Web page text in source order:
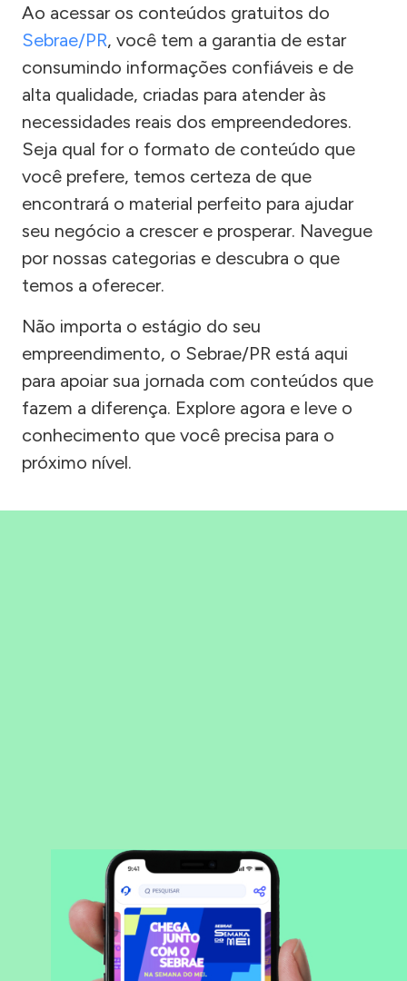
Ao acessar os conteúdos gratuitos do
Sebrae/PR, você tem a garantia de estar
consumindo informações confiáveis e de
alta qualidade, criadas para atender às
necessidades reais dos empreendedores.
Seja qual for o formato de conteúdo que
você prefere, temos certeza de que
encontrará o material perfeito para ajudar
seu negócio a crescer e prosperar. Navegue
por nossas categorias e descubra o que
temos a oferecer.
Não importa o estágio do seu
empreendimento, o Sebrae/PR está aqui
para apoiar sua jornada com conteúdos que
fazem a diferença. Explore agora e leve o
conhecimento que você precisa para o
próximo nível.